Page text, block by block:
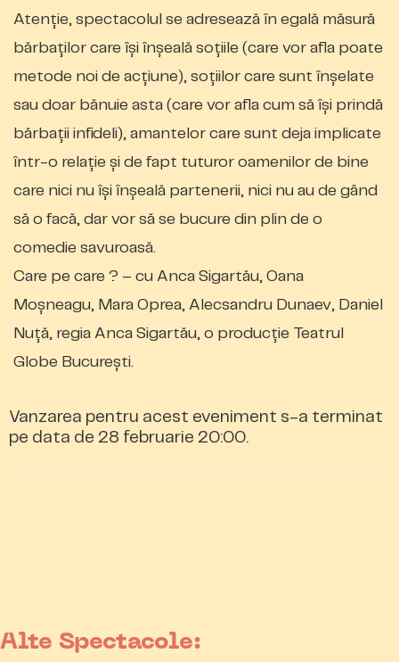
Atenție, spectacolul se adresează în egală măsură
bărbaților care își înșeală soțiile (care vor afla poate
metode noi de acțiune), soțiilor care sunt înșelate
sau doar bănuie asta (care vor afla cum să își prindă
bărbații infideli), amantelor care sunt deja implicate
într-o relație și de fapt tuturor oamenilor de bine
care nici nu își înșeală partenerii, nici nu au de gând
să o facă, dar vor să se bucure din plin de o
comedie savuroasă.
Care pe care ? – cu Anca Sigartău, Oana
Moșneagu, Mara Oprea, Alecsandru Dunaev, Daniel
Nuță, regia Anca Sigartău, o producție Teatrul
Globe București.
Vanzarea pentru acest eveniment s-a terminat
pe data de 28 februarie 20:00.
Alte Spectacole: